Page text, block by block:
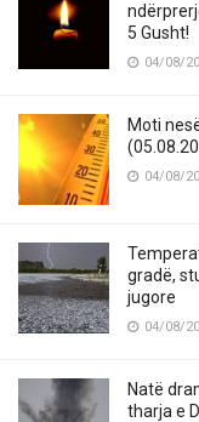
5 Gusht!
04/08/
Moti
04/08/
gradë,
jugore
04/08/
Natë
tharja e